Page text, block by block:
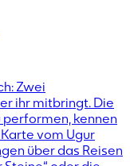
Zwei
ihr mitbringt. Die
kennen
vom Ugur
über das Reisen